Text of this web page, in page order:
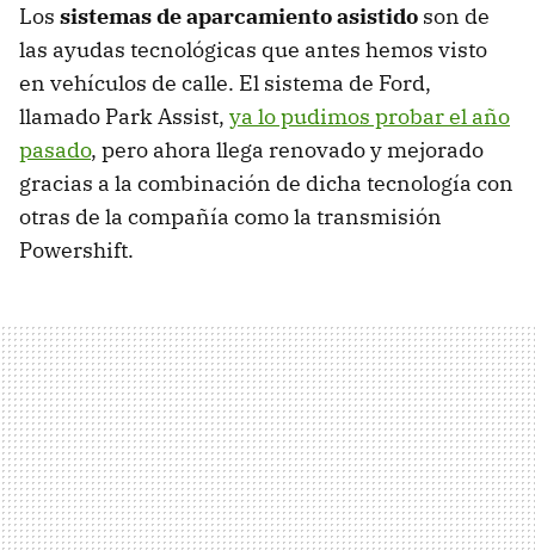
Los sistemas de aparcamiento asistido son de
las ayudas tecnológicas que antes hemos visto
en vehículos de calle. El sistema de Ford,
llamado Park Assist, ya lo pudimos probar el año
pasado, pero ahora llega renovado y mejorado
gracias a la combinación de dicha tecnología con
otras de la compañía como la transmisión
Powershift.